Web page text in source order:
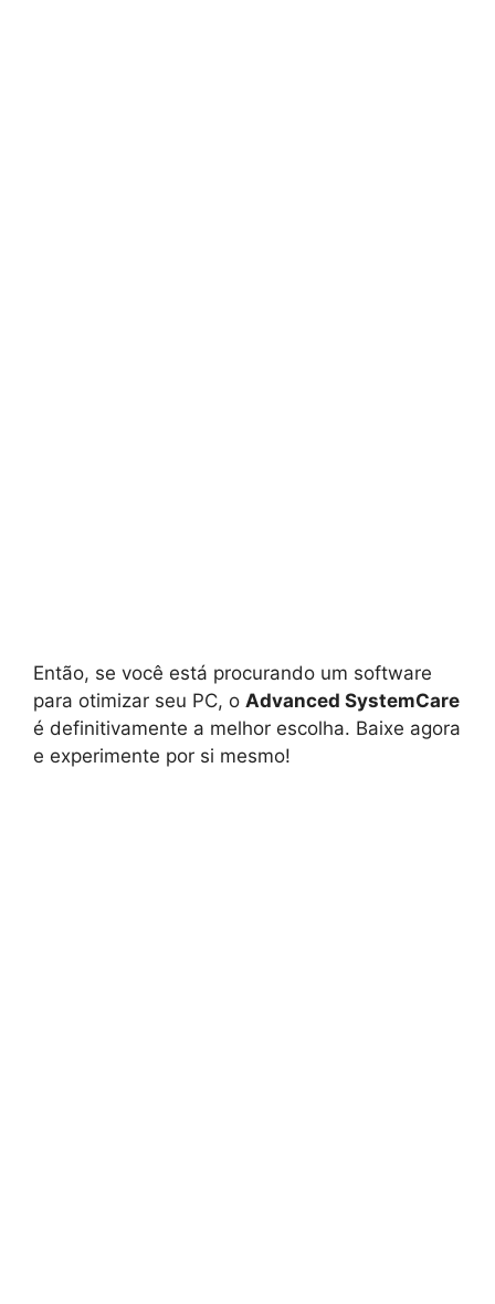
Então, se você está procurando um software
para otimizar seu PC, o Advanced SystemCare
é definitivamente a melhor escolha. Baixe agora
e experimente por si mesmo!